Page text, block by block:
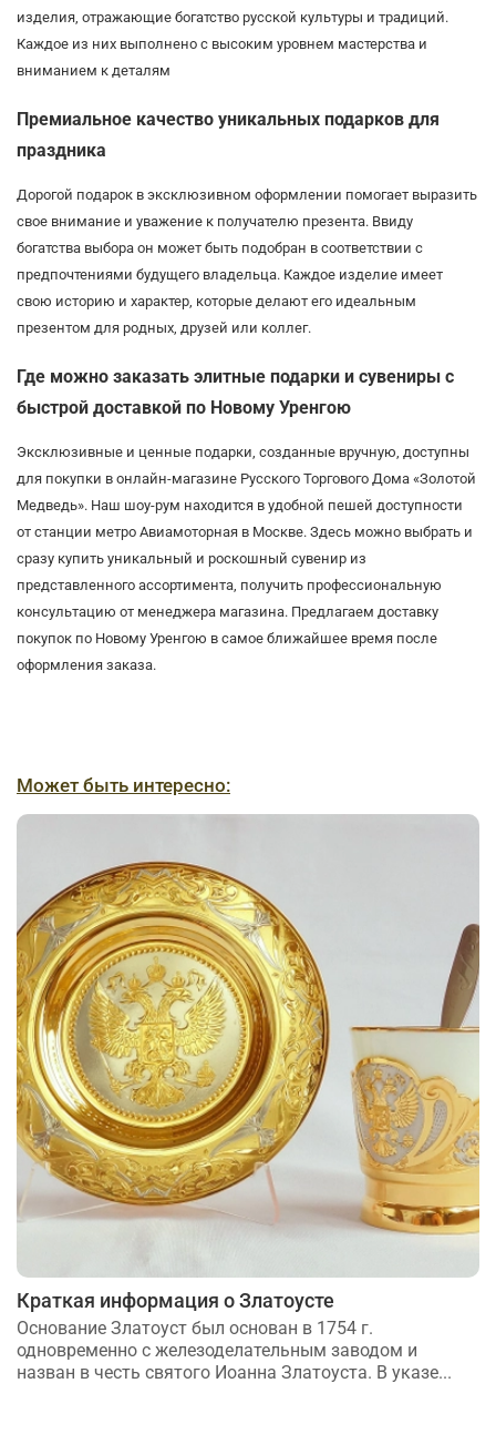
изделия, отражающие богатство русской культуры и традиций.
Каждое из них выполнено с высоким уровнем мастерства и
вниманием к деталям
Премиальное качество уникальных подарков для
праздника
Дорогой подарок в эксклюзивном оформлении помогает выразить
свое внимание и уважение к получателю презента. Ввиду
богатства выбора он может быть подобран в соответствии с
предпочтениями будущего владельца. Каждое изделие имеет
свою историю и характер, которые делают его идеальным
презентом для родных, друзей или коллег.
Где можно заказать элитные подарки и сувениры с
быстрой доставкой по Новому Уренгою
Эксклюзивные и ценные подарки, созданные вручную, доступны
для покупки в онлайн-магазине Русского Торгового Дома «Золотой
Медведь». Наш шоу-рум находится в удобной пешей доступности
от станции метро Авиамоторная в Москве. Здесь можно выбрать и
сразу купить уникальный и роскошный сувенир из
представленного ассортимента, получить профессиональную
консультацию от менеджера магазина. Предлагаем доставку
покупок по Новому Уренгою в самое ближайшее время после
оформления заказа.
Может быть интересно:
Краткая информация о Златоусте
Основание Златоуст был основан в 1754 г.
одновременно с железоделательным заводом и
назван в честь святого Иоанна Златоуста. В указе...